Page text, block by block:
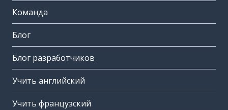
Команда
Блог
Блог разработчиков
Учить английский
Учить французский